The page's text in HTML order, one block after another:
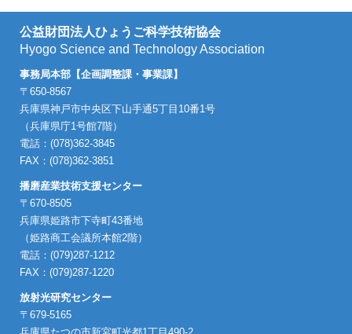
公益財団法人ひょうご科学技術協会
Hyogo Science and Technology Association
事務局本部【企画調整課・事業課】
〒650-8567
兵庫県神戸市中央区下山手通5丁目10番1号
（兵庫県庁1号館7階）
電話：(078)362-3845
FAX：(078)362-3851
播磨産業技術支援センター
〒670-8505
兵庫県姫路市下寺町43番地
（姫路商工会議所本館2階）
電話：(079)287-1212
FAX：(079)287-1220
放射光研究センター
〒679-5165